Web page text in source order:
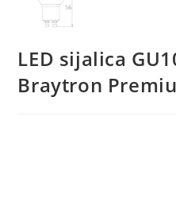
LED sijalica
Braytron